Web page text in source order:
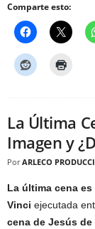
Comparte esto:
La Última
Imagen y
Por ARLECO
La última cena
Vinci ejecutada
cena de Jesús